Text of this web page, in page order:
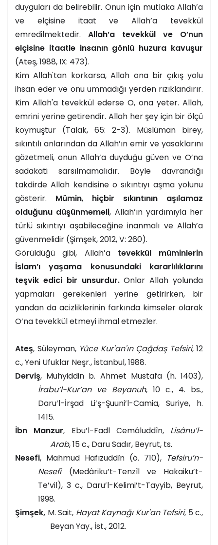
duyguları da belirebilir. Onun için mutlaka Allah’a
ve elçisine itaat ve Allah’a tevekkül
emredilmektedir. Allah’a tevekkül ve O’nun
elçisine itaatle insanın gönlü huzura kavuşur
(Ateş, 1988, IX: 473).
Kim Allah'tan korkarsa, Allah ona bir çıkış yolu
ihsan eder ve onu ummadığı yerden rızıklandırır.
Kim Allah'a tevekkül ederse O, ona yeter. Allah,
emrini yerine getirendir. Allah her şey için bir ölçü
koymuştur (Talak, 65: 2-3). Müslüman birey,
sıkıntılı anlarından da Allah’ın emir ve yasaklarını
gözetmeli, onun Allah’a duyduğu güven ve O’na
sadakati sarsılmamalıdır. Böyle davrandığı
takdirde Allah kendisine o sıkıntıyı aşma yolunu
gösterir. Mümin, hiçbir sıkıntının aşılamaz
olduğunu düşünmemeli, Allah’ın yardımıyla her
türlü sıkıntıyı aşabileceğine inanmalı ve Allah’a
güvenmelidir (Şimşek, 2012, V: 260).
Görüldüğü gibi, Allah’a tevekkül müminlerin
İslam’ı yaşama konusundaki kararlılıklarını
teşvik edici bir unsurdur.Onlar Allah yolunda
yapmaları gerekenleri yerine getirirken, bir
yandan da acizliklerinin farkında kimseler olarak
O’na tevekkül etmeyi ihmal etmezler.
Ateş, Süleyman, Yüce Kur'an'ın Çağdaş Tefsiri, 12
c., Yeni Ufuklar Neşr., İstanbul, 1988.
Derviş, Muhyiddin b. Ahmet Mustafa (h. 1403),
İrabu’l-Kur’an ve Beyanuh, 10 c., 4. bs.,
Daru’l-İrşad Li’ş-Şuuni’l-Camia, Suriye, h.
1415.
İbn Manzur, Ebu’l-Fadl Cemâluddîn, Lisânu’l-
Arab, 15 c., Daru Sadır, Beyrut, ts.
Nesefi, Mahmud Hafızuddîn (ö. 710), Tefsiru’n-
Nesefi(Medâriku’t-Tenzîl ve Hakaiku’t-
Te’vil), 3 c., Daru’l-Kelimi’t-Tayyib, Beyrut,
1998.
Şimşek, M. Sait, Hayat Kaynağı Kur'an Tefsiri, 5 c.,
Beyan Yay., İst., 2012.